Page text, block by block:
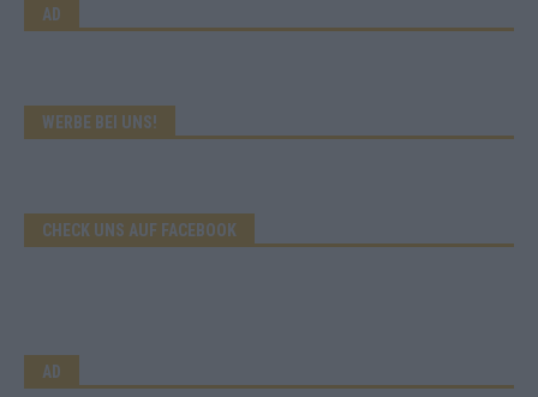
AD
WERBE BEI UNS!
CHECK UNS AUF FACEBOOK
AD